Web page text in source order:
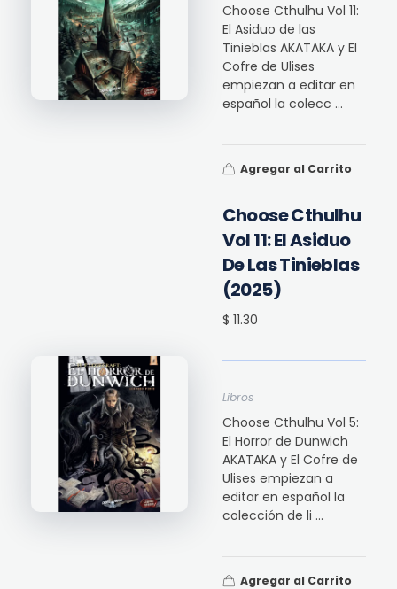
Choose Cthulhu
Vol 11: El Asiduo
De Las Tinieblas
(2025)
$ 11.30
Choose Cthulhu Vol 11:
El Asiduo de las
Tinieblas AKATAKA y El
Cofre de Ulises
empiezan a editar en
español la colecc ...
Agregar al Carrito
Libros
Choose Cthulhu Vol 5:
El Horror de Dunwich
AKATAKA y El Cofre de
Ulises empiezan a
editar en español la
colección de li ...
Agregar al Carrito